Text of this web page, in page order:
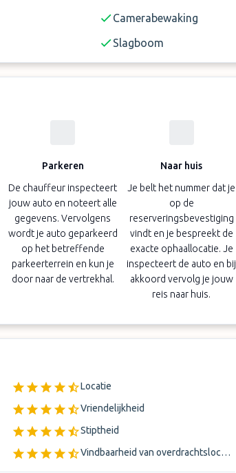
Camerabewaking
Slagboom
Parkeren
De chauffeur inspecteert
jouw auto en noteert alle
gegevens. Vervolgens
wordt je auto geparkeerd
op het betreffende
parkeerterrein en kun je
door naar de vertrekhal.
Naar huis
Je belt het nummer dat je
op de
reserveringsbevestiging
vindt en je bespreekt de
exacte ophaallocatie. Je
inspecteert de auto en bij
akkoord vervolg je jouw
reis naar huis.
Locatie
Vriendelijkheid
Stiptheid
Vindbaarheid van overdrachtslocatie